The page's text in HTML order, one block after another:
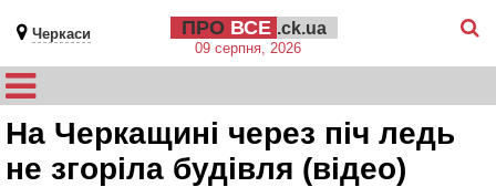
Черкаси ПРО ВСЕ .ck.ua
09 серпня, 2026
На Черкащині через піч ледь
не згоріла будівля (відео)